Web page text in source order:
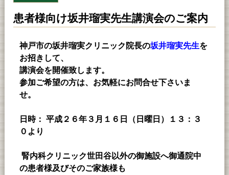
患者様向け坂井瑠実先生講演会のご案内
神戸市の坂井瑠実クリニック院長の坂井瑠実先生を
お招きして、
講演会を開催致します。
参加ご希望の方は、お気軽にお問合せ下さいま
せ。
日時： 平成２６年３月１６日（日曜日）１３：３
０より
腎内科クリニック世田谷以外の御施設へ御通院中
の患者様及びそのご家族様も